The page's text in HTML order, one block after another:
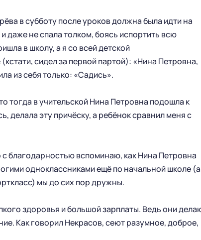
в субботу после уроков должна была идти на
даже не спала толком, боясь испортить всю
в школу, а я со всей детской
сидел за первой партой): «Нина Петровна,
из себя только: «Садись».
тогда в учительской Нина Петровна подошла к
делала эту причёску, а ребёнок сравнил меня с
с благодарностью вспоминаю, как Нина Петровна
одноклассниками ещё по начальной школе
мы до сих пор дружны.
здоровья и большой зарплаты. Ведь они
Как говорил Некрасов, сеют разумное, доброе,
СЕЗОН
СТАТИСТИКА
ТАБЛИЦА
РУКОВОДСТВО КЛУБА
ИСТОРИЯ